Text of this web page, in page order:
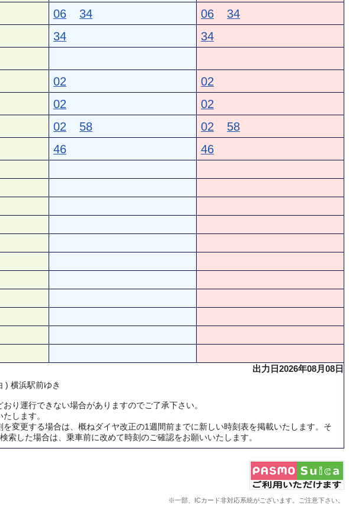
06 34 06 34
34 34
02 02
02 02
02 58 02 58
46 46
出力日2026年08月08日
) 横浜駅前ゆき
り運行できない場合がありますのでご了承下さい。
します。
を変更する場合は、概ねダイヤ改正の1週間前までに新しい時刻表を掲載いたします。そ
索した場合は、乗車前に改めて時刻のご確認をお願いいたします。
※一部、ICカード非対応系統がございます。ご注意下さい。